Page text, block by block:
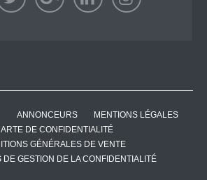
ANNONCEURS
MENTIONS LÉGALES
DE CONFIDENTIALITÉ
GÉNÉRALES DE VENTE
DE GESTION DE LA CONFIDENTIALITÉ